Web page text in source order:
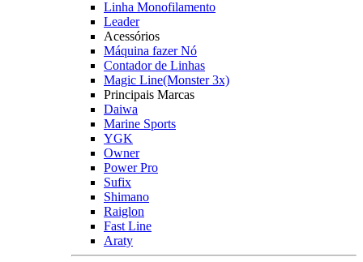
Linha Monofilamento
Leader
Acessórios
Máquina fazer Nó
Contador de Linhas
Magic Line(Monster 3x)
Principais Marcas
Daiwa
Marine Sports
YGK
Owner
Power Pro
Sufix
Shimano
Raiglon
Fast Line
Araty